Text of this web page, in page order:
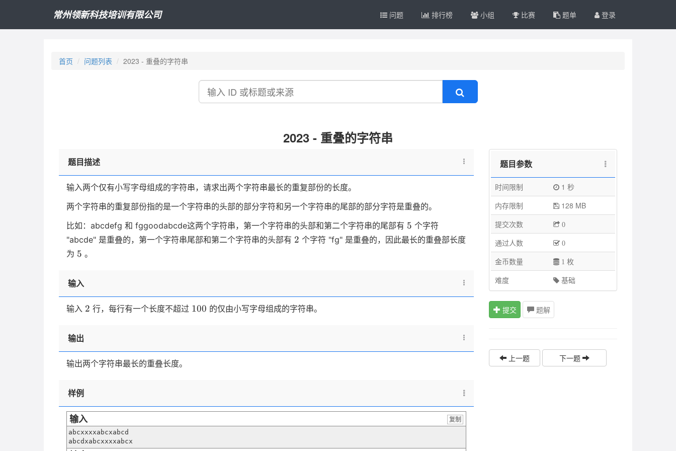
常州领新科技培训有限公司 问题 排行榜 小组 比赛 题单 登录
首页 问题列表 2023 - 重叠的字符串
搜
2023 - 重叠的字符串
题目描述
输入两个仅有小写字母组成的字符串，请求出两个字符串最长的重复部份的长度。
两个字符串的重复部份指的是一个字符串的头部的部分字符和另一个字符串的尾部的部分字符是重叠的。
比如：abcdefg 和 fggoodabcde这两个字符串，第一个字符串的头部和第二个字符串的尾部有 5
5 个字符
"abcde" 是重叠的，第一个字符串尾部和第二个字符串的头部有 2
2 个字符 "fg" 是重叠的，因此最长的重叠部长度
为 5
5 。
输入
输入 2
2 行，每行有一个长度不超过 100
100 的仅由小写字母组成的字符串。
输出
输出两个字符串最长的重叠长度。
样例
输入
复制
abcxxxxabcxabcd
abcdxabcxxxxabcx
题目参数
时间限制
1 秒
内存限制
128 MB
提交次数
0
通过人数 0
金币数量 1 枚
难度 基础
提交 题解
上一题 下一题